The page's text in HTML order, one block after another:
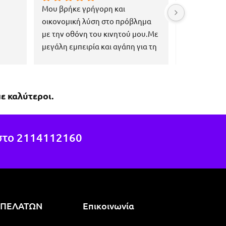
Μου βρήκε γρήγορη και
οικονομική λύση στο πρόβλημα
με την οθόνη του κινητού μου.Με
μεγάλη εμπειρία και αγάπη για τη
μετακίνηση με τη συγκοινωνία,
Εξαιρετική
καλύτεροι.
2114112160
Επικοινωνία